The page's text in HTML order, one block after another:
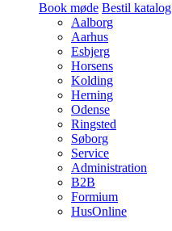
Book møde Bestil katalog
Aalborg
Aarhus
Esbjerg
Horsens
Kolding
Herning
Odense
Ringsted
Søborg
Service
Administration
B2B
Formium
HusOnline